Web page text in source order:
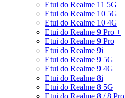
Etui do Realme 11 5G
Etui do Realme 10 5G
Etui do Realme 10 4G
Etui do Realme 9 Pro +
Etui do Realme 9 Pro
Etui do Realme 9i
Etui do Realme 9 5G
Etui do Realme 9 4G
Etui do Realme 8i
Etui do Realme 8 5G
Etui do Realme 8 / 8 Pro